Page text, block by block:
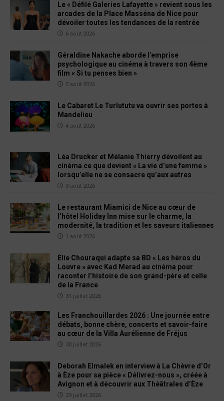
Le « Défilé Galeries Lafayette » revient sous les
arcades de la Place Masséna de Nice pour
dévoiler toutes les tendances de la rentrée
6 août 2026
Géraldine Nakache aborde l’emprise
psychologique au cinéma à travers son 4ème
film « Si tu penses bien »
5 août 2026
Le Cabaret Le Turlututu va ouvrir ses portes à
Mandelieu
4 août 2026
Léa Drucker et Mélanie Thierry dévoilent au
cinéma ce que devient « La vie d’une femme »
lorsqu’elle ne se consacre qu’aux autres
3 août 2026
Le restaurant Miamici de Nice au cœur de
l’hôtel Holiday Inn mise sur le charme, la
modernité, la tradition et les saveurs italiennes
1 août 2026
Élie Chouraqui adapte sa BD « Les héros du
Louvre » avec Kad Merad au cinéma pour
raconter l’histoire de son grand-père et celle
de la France
31 juillet 2026
Les Franchouillardes 2026 : Une journée entre
débats, bonne chère, concerts et savoir-faire
au cœur de la Villa Aurélienne de Fréjus
30 juillet 2026
Deborah Elmalek en interview à La Chèvre d’Or
à Èze pour sa pièce « Délivrez-nous », créée à
Avignon et à découvrir aux Théâtrales d’Èze
29 juillet 2026